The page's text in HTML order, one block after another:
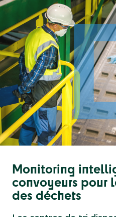
Monitoring
convoyeurs pour
des déchets